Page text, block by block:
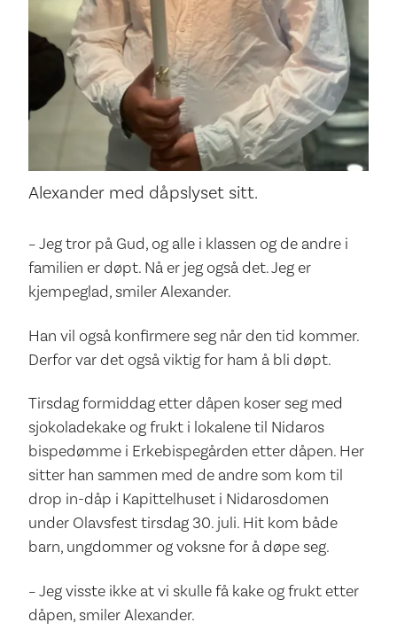
Alexander med dåpslyset sitt.
– Jeg tror på Gud, og alle i klassen og de andre i
familien er døpt. Nå er jeg også det. Jeg er
kjempeglad, smiler Alexander.
Han vil også konfirmere seg når den tid kommer.
Derfor var det også viktig for ham å bli døpt.
Tirsdag formiddag etter dåpen koser seg med
sjokoladekake og frukt i lokalene til Nidaros
bispedømme i Erkebispegården etter dåpen. Her
sitter han sammen med de andre som kom til
drop in-dåp i Kapittelhuset i Nidarosdomen
under Olavsfest tirsdag 30. juli. Hit kom både
barn, ungdommer og voksne for å døpe seg.
– Jeg visste ikke at vi skulle få kake og frukt etter
dåpen, smiler Alexander.